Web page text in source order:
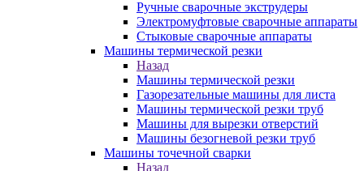
Ручные сварочные экструдеры
Электромуфтовые сварочные аппараты
Стыковые сварочные аппараты
Машины термической резки
Назад
Машины термической резки
Газорезательные машины для листа
Машины термической резки труб
Машины для вырезки отверстий
Машины безогневой резки труб
Машины точечной сварки
Назад